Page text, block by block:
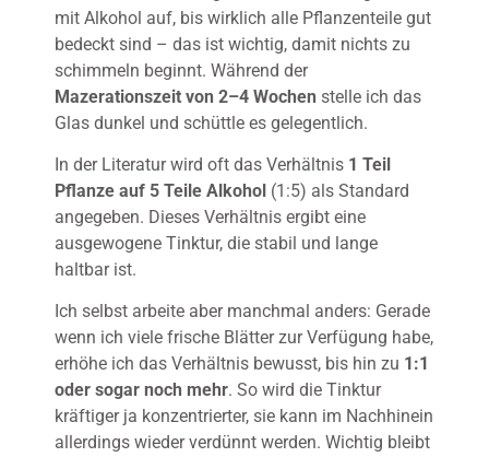
mit Alkohol auf, bis wirklich alle Pflanzenteile gut
bedeckt sind – das ist wichtig, damit nichts zu
schimmeln beginnt. Während der
Mazerationszeit von 2–4 Wochen stelle ich das
Glas dunkel und schüttle es gelegentlich.
In der Literatur wird oft das Verhältnis 1 Teil
Pflanze auf 5 Teile Alkohol (1:5) als Standard
angegeben. Dieses Verhältnis ergibt eine
ausgewogene Tinktur, die stabil und lange
haltbar ist.
Ich selbst arbeite aber manchmal anders: Gerade
wenn ich viele frische Blätter zur Verfügung habe,
erhöhe ich das Verhältnis bewusst, bis hin zu 1:1
oder sogar noch mehr. So wird die Tinktur
kräftiger ja konzentrierter, sie kann im Nachhinein
allerdings wieder verdünnt werden. Wichtig bleibt